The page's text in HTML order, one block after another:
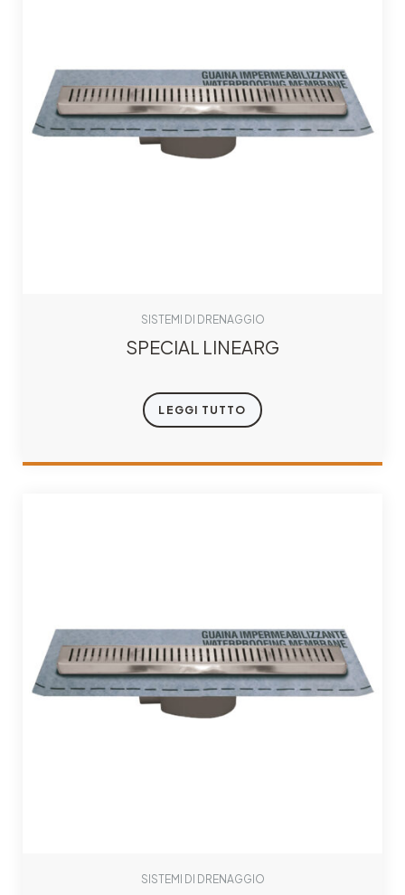
SISTEMI DI DRENAGGIO
SPECIAL LINEARG
LEGGI TUTTO
SISTEMI DI DRENAGGIO